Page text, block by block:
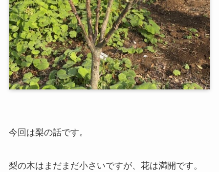
今回は梨の話です。
梨の木はまだまだ小さいですが、花は満開です。